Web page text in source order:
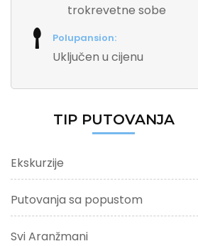
trokrevetne sobe
Polupansion:
Uključen u cijenu
TIP PUTOVANJA
Ekskurzije
Putovanja sa popustom
Svi Aranžmani